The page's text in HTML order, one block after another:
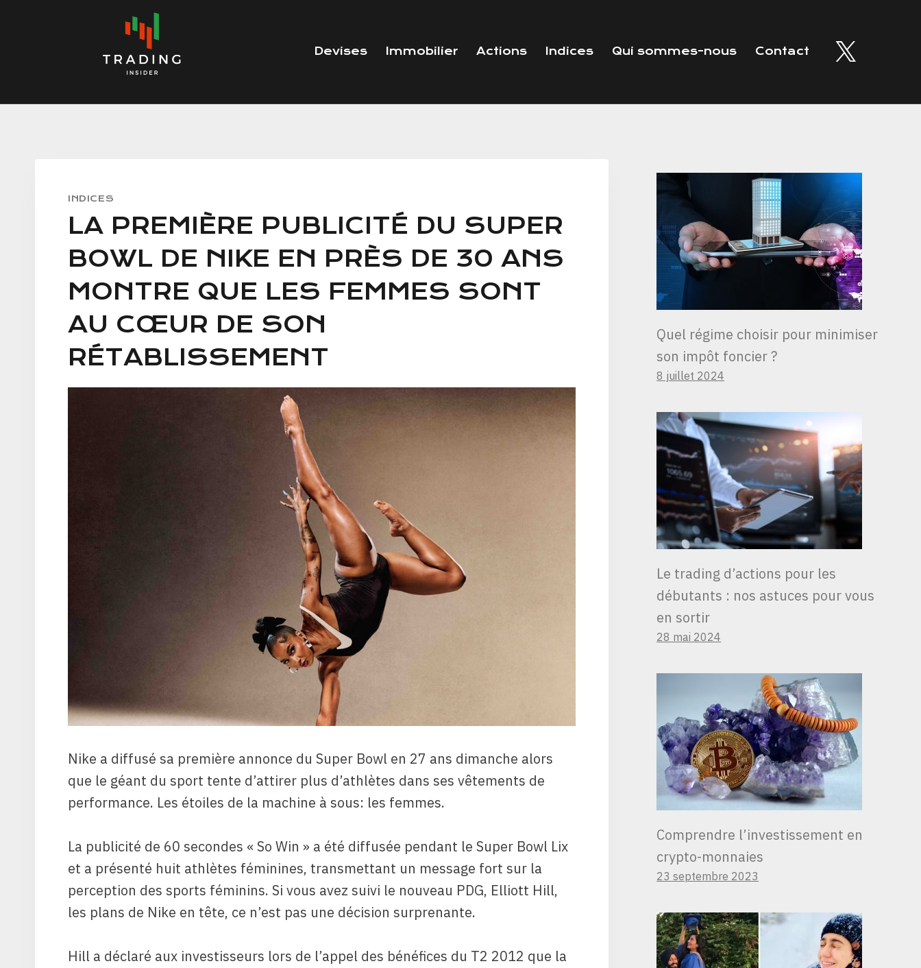
Devises Immobilier Actions Indices Qui sommes-nous Contact
INDICES
LA PREMIÈRE PUBLICITÉ DU SUPER
BOWL DE NIKE EN PRÈS DE 30 ANS
MONTRE QUE LES FEMMES SONT
AU CŒUR DE SON
RÉTABLISSEMENT
Nike a diffusé sa première annonce du Super Bowl en 27 ans dimanche alors
que le géant du sport tente d’attirer plus d’athlètes dans ses vêtements de
performance. Les étoiles de la machine à sous: les femmes.
La publicité de 60 secondes « So Win » a été diffusée pendant le Super Bowl Lix
et a présenté huit athlètes féminines, transmettant un message fort sur la
perception des sports féminins. Si vous avez suivi le nouveau PDG, Elliott Hill,
les plans de Nike en tête, ce n’est pas une décision surprenante.
Hill a déclaré aux investisseurs lors de l’appel des bénéfices du T2 2012 que la
Quel régime choisir pour minimiser
son impôt foncier ?
8 juillet 2024
Le trading d’actions pour les
débutants : nos astuces pour vous
en sortir
28 mai 2024
Comprendre l’investissement en
crypto-monnaies
23 septembre 2023